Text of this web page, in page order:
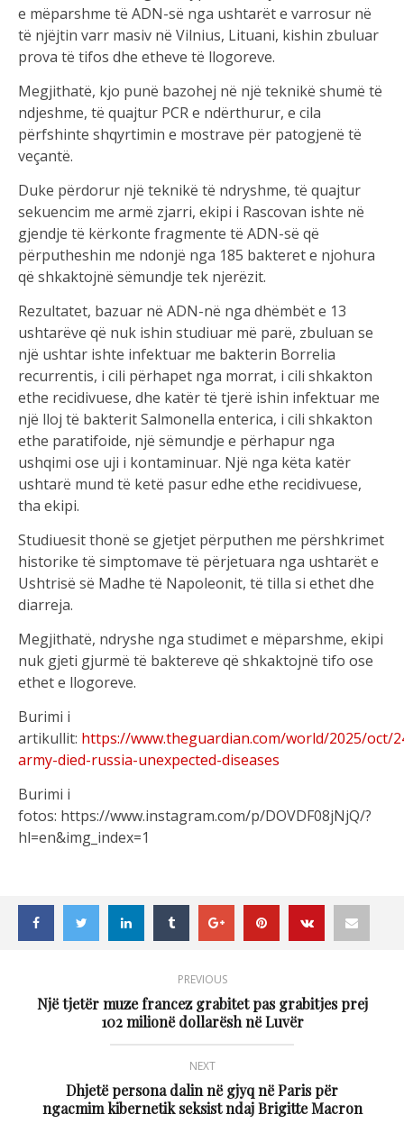
e mëparshme të ADN-së nga ushtarët e varrosur në
të njëjtin varr masiv në Vilnius, Lituani, kishin zbuluar
prova të tifos dhe etheve të llogoreve.
Megjithatë, kjo punë bazohej në një teknikë shumë të
ndjeshme, të quajtur PCR e ndërthurur, e cila
përfshinte shqyrtimin e mostrave për patogjenë të
veçantë.
Duke përdorur një teknikë të ndryshme, të quajtur
sekuencim me armë zjarri, ekipi i Rascovan ishte në
gjendje të kërkonte fragmente të ADN-së që
përputheshin me ndonjë nga 185 bakteret e njohura
që shkaktojnë sëmundje tek njerëzit.
Rezultatet, bazuar në ADN-në nga dhëmbët e 13
ushtarëve që nuk ishin studiuar më parë, zbuluan se
një ushtar ishte infektuar me bakterin Borrelia
recurrentis, i cili përhapet nga morrat, i cili shkakton
ethe recidivuese, dhe katër të tjerë ishin infektuar me
një lloj të bakterit Salmonella enterica, i cili shkakton
ethe paratifoide, një sëmundje e përhapur nga
ushqimi ose uji i kontaminuar. Një nga këta katër
ushtarë mund të ketë pasur edhe ethe recidivuese,
tha ekipi.
Studiuesit thonë se gjetjet përputhen me përshkrimet
historike të simptomave të përjetuara nga ushtarët e
Ushtrisë së Madhe të Napoleonit, të tilla si ethet dhe
diarreja.
Megjithatë, ndryshe nga studimet e mëparshme, ekipi
nuk gjeti gjurmë të baktereve që shkaktojnë tifo ose
ethet e llogoreve.
Burimi i
artikullit: https://www.theguardian.com/world/2025/oct/
army-died-russia-unexpected-diseases
Burimi i
fotos: https://www.instagram.com/p/DOVDF08jNjQ/?
hl=en&img_index=1
PREVIOUS
Një tjetër muze francez grabitet pas grabitjes prej
102 milionë dollarësh në Luvër
NEXT
Dhjetë persona dalin në gjyq në Paris për
ngacmim kibernetik seksist ndaj Brigitte Macron